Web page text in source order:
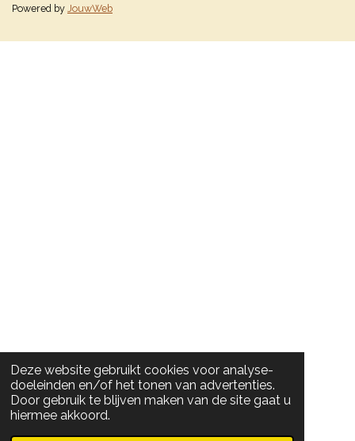
Deze website gebruikt cookies voor analyse-
doeleinden en/of het tonen van advertenties.
Door gebruik te blijven maken van de site gaat u
hiermee akkoord.
Powered by JouwWeb